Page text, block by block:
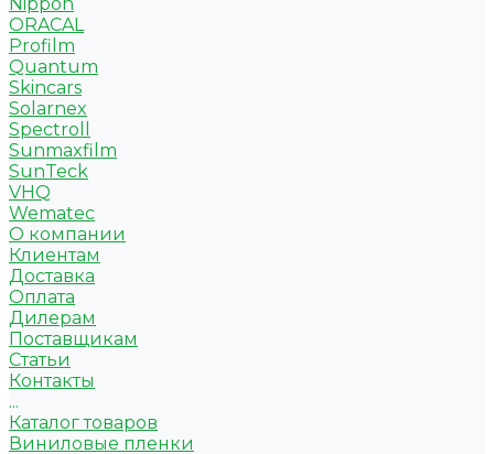
Nippon
ORACAL
Profilm
Quantum
Skincars
Solarnex
Spectroll
Sunmaxfilm
SunTeck
VHQ
Wematec
О компании
Клиентам
Доставка
Оплата
Дилерам
Поставщикам
Статьи
Контакты
...
Каталог товаров
Виниловые пленки